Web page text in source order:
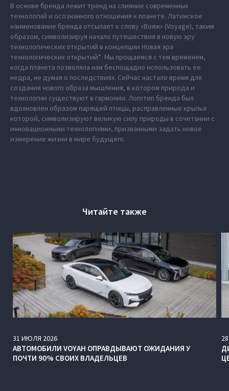
В основе бренда лежит тренд на слияние современных
технологий и осознанного отношения к планете. Латинское
наименование бренда отсылает к слову «Вояж» (Voyage), таким
образом, символизируя начало путешествия в новую эру
технологических открытий в концепции Новая эра
технологических открытий*. Мы прощаемся с тем временем,
когда планета позволяла нам беспощадно использовать ее
недра, не думая о последствиях. Сейчас настало время для
создания нового образа мышления, в котором природа и
технологии существуют в гармонии. Логотип бренда был
вдохновлен образом парящей птицы, расправленные крылья
которой, символизируют великую силу природы в сочетании с
инновационными технологиями, призванными задать новое
измерение жизни в мире будущего.
Читайте также
31 ИЮЛЯ 2026
АВТОМОБИЛИ VOYAH ОПРАВДЫВАЮТ ОЖИДАНИЯ У
ПОЧТИ 90% СВОИХ ВЛАДЕЛЬЦЕВ
28